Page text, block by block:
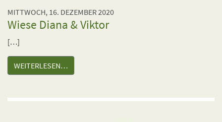
MITTWOCH, 16. DEZEMBER 2020
Wiese Diana & Viktor
[…]
WEITERLESEN…